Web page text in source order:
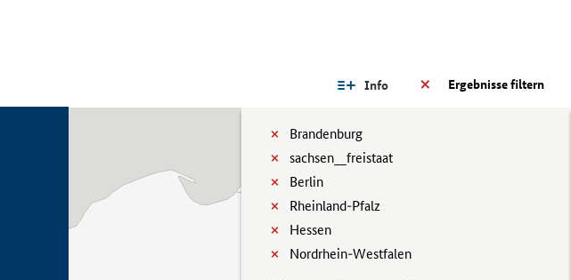
Ergebnisse filtern
Info
Brandenburg
sachsen__freistaat
Berlin
Rheinland-Pfalz
Hessen
Nordrhein-Westfalen